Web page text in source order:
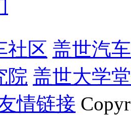
社区 盖世汽
院 盖世大学堂
情链接